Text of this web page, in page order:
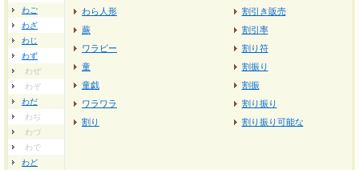
わご
わざ
わじ
わず
わぜ
わぞ
わだ
わぢ
わづ
わで
わど
わら人形
蕨
ワラビー
童
童戯
ワラワラ
割り
割引き販売
割引率
割り符
割振り
割振
割り振り
割り振り可能な